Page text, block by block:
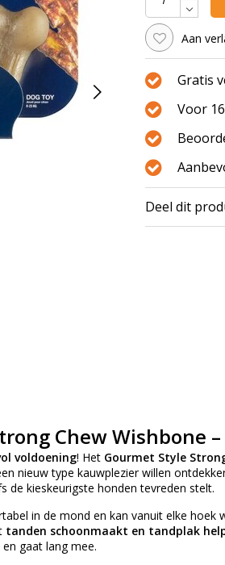
Aan
Gratis
Voor
Deel dit
Chew Wishbone –
voldoening! Het Gourmet Style
nieuw type kauwplezier willen
de kieskeurigste honden tevreden stelt.
in de mond en kan vanuit elke hoek
tanden schoonmaakt en tandplak
gaat lang mee.